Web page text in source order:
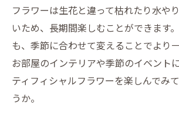
フラワーは生花と違って枯れたり水や
いため、長期間楽しむことができます
も、季節に合わせて変えることでより
お部屋のインテリアや季節のイベント
ティフィシャルフラワーを楽しんでみ
うか。